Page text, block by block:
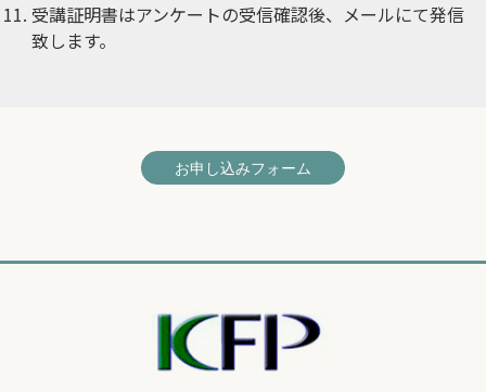
受講証明書はアンケートの受信確認後、メールにて発信
致します。
お申し込みフォーム